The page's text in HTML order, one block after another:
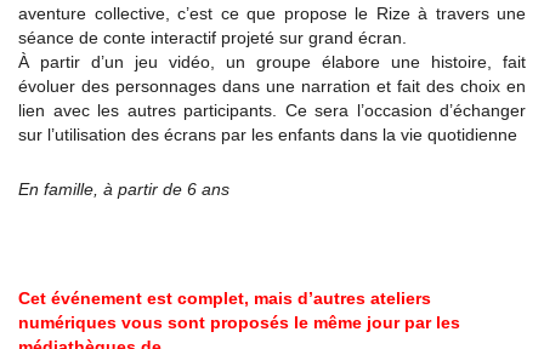
aventure collective, c’est ce que propose le Rize à travers une
séance de conte interactif projeté sur grand écran.
À partir d’un jeu vidéo, un groupe élabore une histoire, fait
évoluer des personnages dans une narration et fait des choix en
lien avec les autres participants. Ce sera l’occasion d’échanger
sur l’utilisation des écrans par les enfants dans la vie quotidienne
En famille, à partir de 6 ans
Cet événement est complet, mais d’autres ateliers
numériques vous sont proposés le même jour par les